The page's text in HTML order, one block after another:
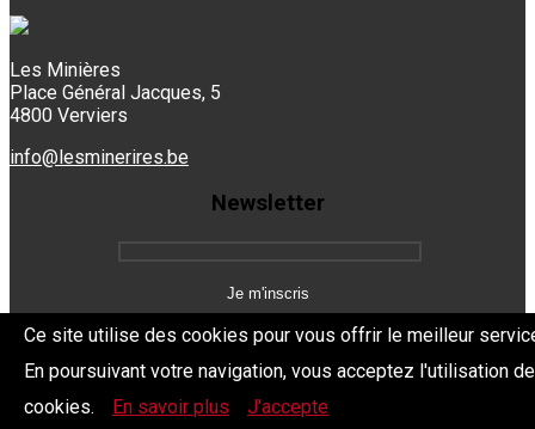
Les Minières
Place Général Jacques, 5
4800 Verviers
info@lesminerires.be
Newsletter
Copyright 2026 Les Mine'Rires - Politique de confidentialité
Ce site utilise des cookies pour vous offrir le meilleur
En poursuivant votre navigation, vous acceptez l'utilisation
cookies.
En savoir plus J'accepte